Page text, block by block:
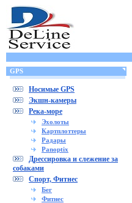
GPS
Носимые GPS
Экшн-камеры
Река-море
Эхолоты
Картплоттеры
Радары
Panoptix
Дрессировка и слежение за
собаками
Спорт, Фитнес
Бег
Фитнес